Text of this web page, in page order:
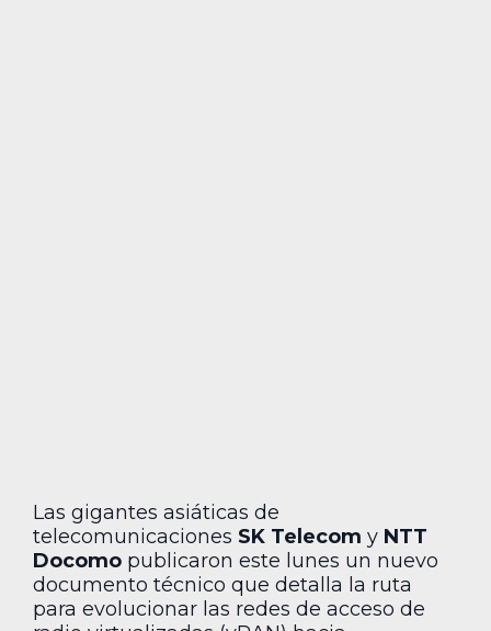
Las gigantes asiáticas de
telecomunicaciones SK Telecom y NTT
Docomo publicaron este lunes un nuevo
documento técnico que detalla la ruta
para evolucionar las redes de acceso de